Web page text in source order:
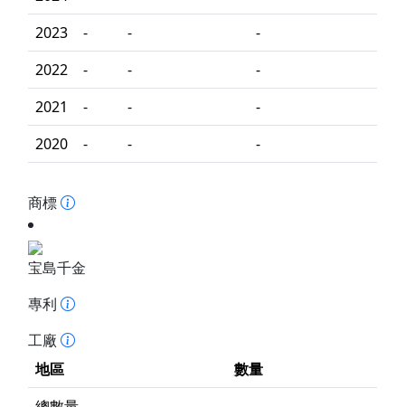
2023
- -
-
2022
- -
-
2021
- -
-
2020
- - -
商標
宝島千金
專利
工廠
地區
數量